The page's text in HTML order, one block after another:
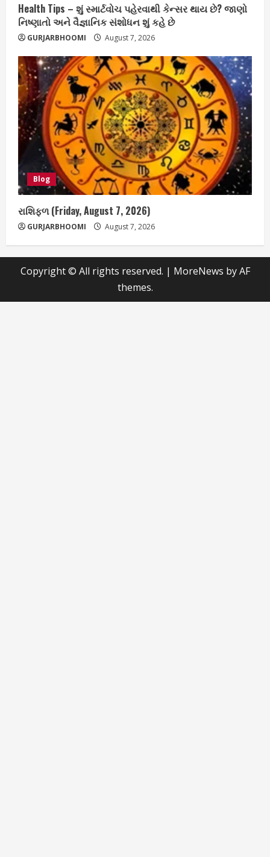
Health Tips – શું સ્માર્ટવોચ પહેરવાથી કેન્સર થાય છે? જાણો
નિષ્ણાતો અને વૈજ્ઞાનિક સંશોધન શું કહે છે
GURJARBHOOMI August 7, 2026
Blog
રાશિફળ (Friday, August 7, 2026)
GURJARBHOOMI August 7, 2026
Copyright © All rights reserved. | MoreNews by AF
themes.